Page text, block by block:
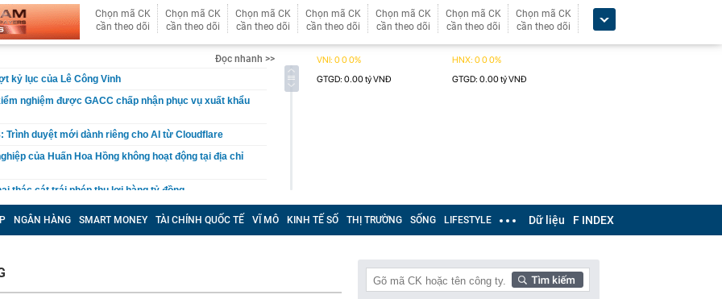
Chọn mã CK
cần theo dõi
Chọn mã CK
cần theo dõi
Chọn mã CK
cần theo dõi
Chọn mã CK
cần theo dõi
Chọn mã CK
cần theo dõi
Chọn mã CK
cần theo dõi
Chọn mã CK
cần theo dõi
Đọc nhanh >>
kỷ lục của Lê Công Vinh
nghiệm được GACC chấp nhận phục vụ xuất khẩu
Trình duyệt mới dành riêng cho AI từ Cloudflare
của Huấn Hoa Hồng không hoạt động tại địa chỉ
thác cát trái phép thu lợi hàng tỷ đồng
bánh khách trả tiền mua lẻ nhưng người bán cương
do nằm ngay trong cái tên
nhà, cặp vợ chồng bất ngờ đào trúng kho báu
hơn 300 năm, được đấu giá gần 27 tỷ đồng
NGÂN HÀNG SMART MONEY TÀI CHÍNH QUỐC TẾ VĨ MÔ KINH TẾ SỐ THỊ TRƯỜNG SỐNG LIFESTYLE Dữ liệu F INDEX